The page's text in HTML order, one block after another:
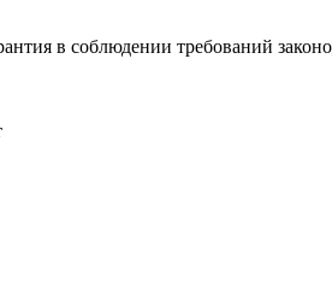
в соблюдении требований